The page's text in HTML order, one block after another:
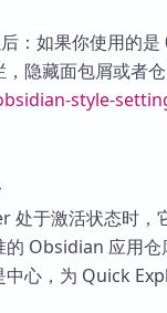
：如果你使用的是
隐藏面包屑或者
style-
处于激活状态时，
的 Obsidian 应用仓
中心，为 Quick